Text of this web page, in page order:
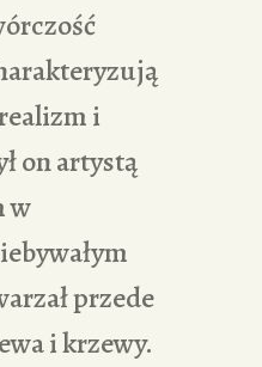
i
on artystą
w
przede
i krzewy.